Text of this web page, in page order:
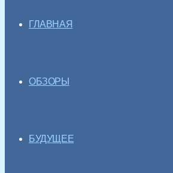
ГЛАВНАЯ
ОБЗОРЫ
БУДУЩЕЕ